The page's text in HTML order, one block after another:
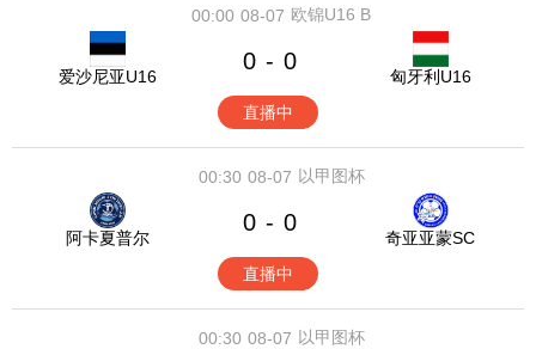
08-07
00:00 欧锦U16 B
爱沙尼亚U16
0 - 0
匈牙利U16
直播中
08-07
00:30 以甲图杯
阿卡夏普尔
0 - 0
奇亚亚蒙SC
直播中
08-07
00:30 以甲图杯